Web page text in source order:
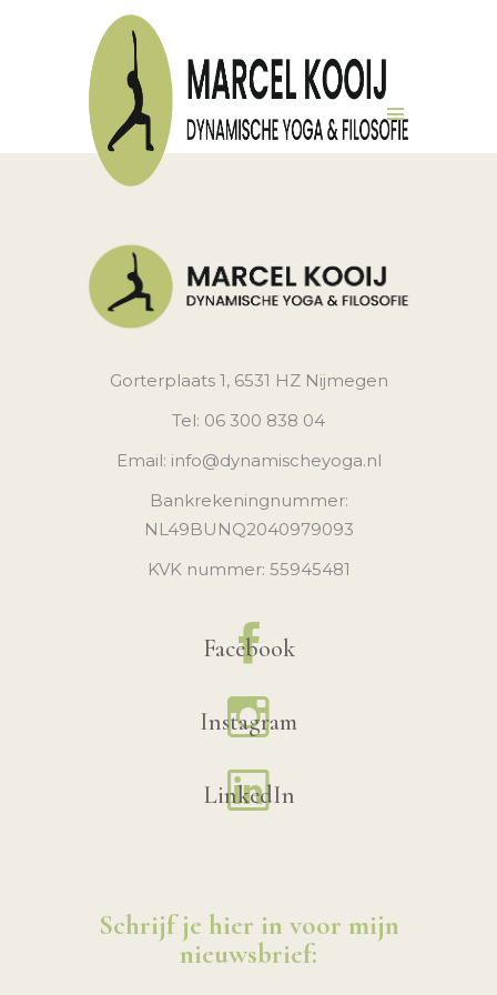
Gorterplaats 1, 6531 HZ Nijmegen
Tel: 06 300 838 04
Email: info@dynamischeyoga.nl
Bankrekeningnummer:
NL49BUNQ2040979093
KVK nummer: 55945481
Facebook
Instagram
LinkedIn
Schrijf je hier in voor mijn
nieuwsbrief: